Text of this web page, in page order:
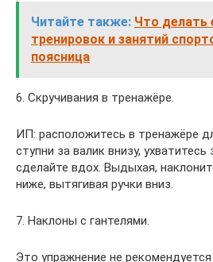
Читайте также: Что делать
тренировок и занятий
поясница
6. Скручивания в тренажёре.
ИП: расположитесь в тренажёре
ступни за валик внизу, ухватитесь
сделайте вдох. Выдыхая,
ниже, вытягивая ручки вниз.
7. Наклоны с гантелями.
Это упражнение не